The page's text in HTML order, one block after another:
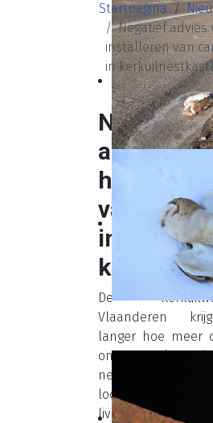
Startpagina
Negatief advies
installeren van
in
Negatief
advies
het
van
in
De
Vlaanderen
langer hoe meer
om camera’s te
nestkasten.
locatiehouder de
live kunnen